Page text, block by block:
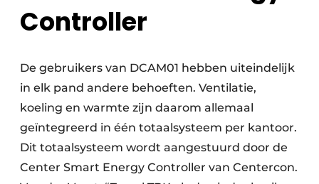
Controller
De gebruikers van DCAM01 hebben uiteindelijk
in elk pand andere behoeften. Ventilatie,
koeling en warmte zijn daarom allemaal
geïntegreerd in één totaalsysteem per kantoor.
Dit totaalsysteem wordt aangestuurd door de
Center Smart Energy Controller van Centercon.